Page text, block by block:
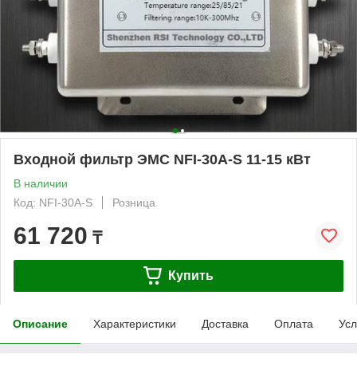
Входной фильтр ЭМС NFI-30A-S 11-15 кВт
В наличии
Код: NFI-30A-S
Розница
61 720 ₸
Купить
Описание Характеристики Доставка Оплата